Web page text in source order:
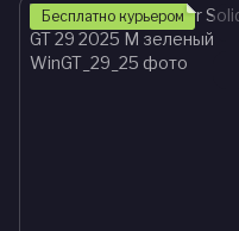
Бесплатно курьером